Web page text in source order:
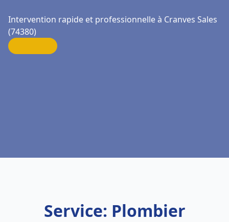
Intervention rapide et professionnelle à Cranves Sales
(74380)
Service: Plombier